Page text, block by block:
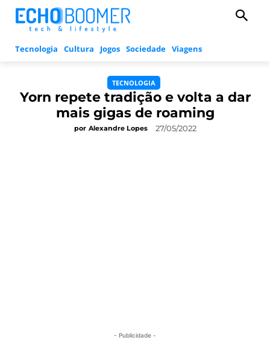
Tecnologia Cultura Jogos Sociedade Viagens
TECNOLOGIA
Yorn repete tradição e volta a dar
mais gigas de roaming
por Alexandre Lopes 27/05/2022
- Publicidade -